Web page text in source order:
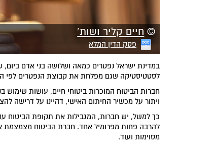
© חיים קליר ושות'
פסק הדין המלא
במדינת ישראל נפטרים כמאה ושלושה בני אדם
לסטטיסטיקה שגם מפלחת את קבוצת הנפטרים לפי
חברות הביטוח המוכרות ביטוחי חיים, עושות
ויתור על מכשיר החיתום האישי, דהיינו על דרישה
כך למשל, יש חברות, המגבילות את תקופת הביטוח
להרבה פחות מפרומיל אחד. חברת הביטוח מצמצמת
מסוימות ועוד.